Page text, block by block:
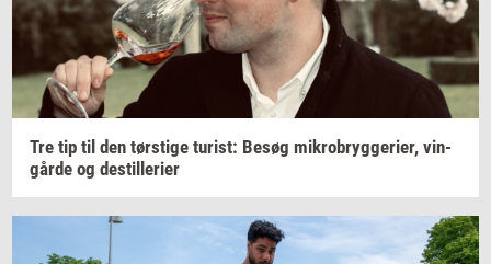
Tre tip til den tørsti­ge turist: Besøg mi­kro­bryg­ge­ri­er, vin­
går­de og destil­le­ri­er